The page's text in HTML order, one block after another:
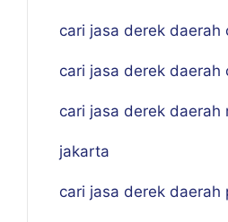
cari jasa derek daerah
cari jasa derek daerah
cari jasa derek daerah
jakarta
cari jasa derek daerah